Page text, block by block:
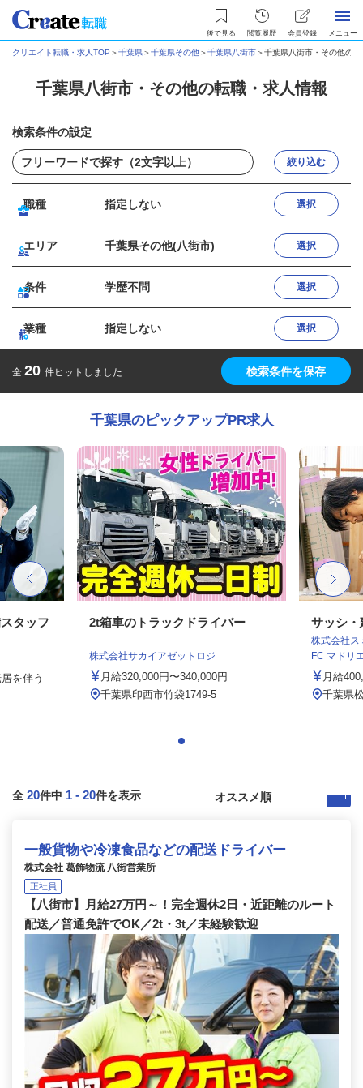
後で見る 閲覧履歴 会員登録 メニュー
クリエイト転職・求人TOP ＞千葉県＞千葉県その他＞千葉県八街市＞千葉県八街市・その他の
千葉県八街市・その他の転職・求人情報
検索条件の設定
絞り込む
職種 指定しない 選択
エリア 千葉県その他(八街市) 選択
条件 学歴不問 選択
業種 指定しない 選択
全 20 件ヒットしました 検索条件を保存
千葉県のピックアップPR求人
タッフ
を伴う
2t箱車のトラックドライバー
株式会社サカイアゼットロジ
月給320,000円〜340,000円
千葉県印西市竹袋1749-5
サッシ・
株式会社ス
FC マドリ
月給
千葉県
全 20件中 1 - 20件を表示
一般貨物や冷凍食品などの配送ドライバー
株式会社 葛飾物流 八街営業所
正社員
【八街市】月給27万円～！完全週休2日・近距離のルート
配送／普通免許でOK／2t・3t／未経験歓迎